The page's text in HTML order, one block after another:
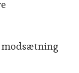
modsætning